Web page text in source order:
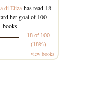
di Elizahas read 18
her goal of 100
books.
18 of 100
(18%)
view books